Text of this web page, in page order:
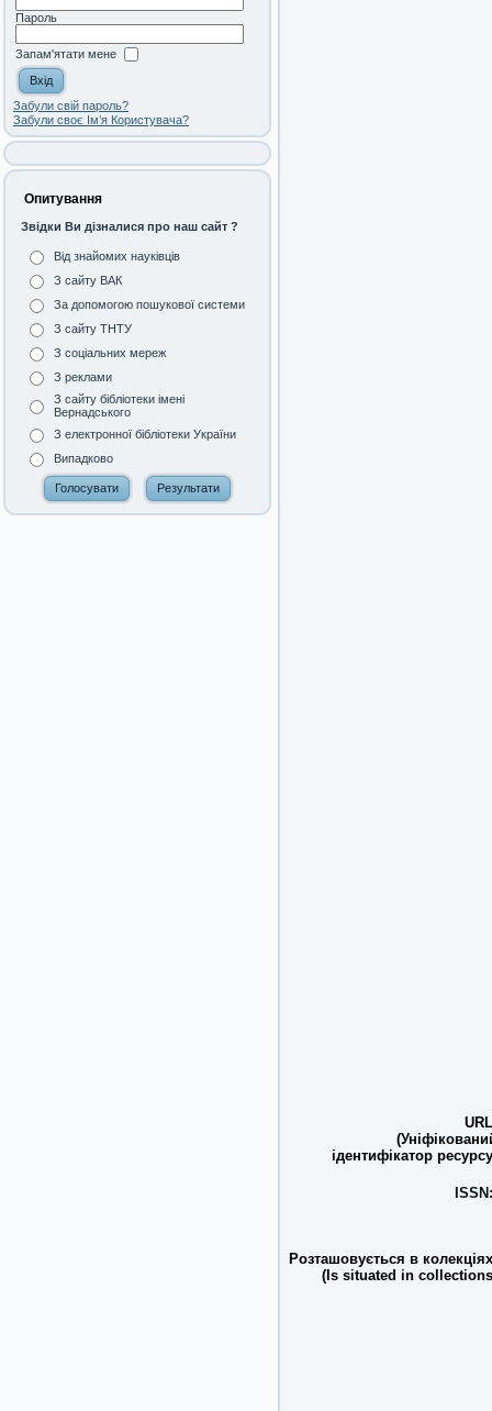
Пароль
Запам'ятати мене
Забули свій пароль?
Забули своє Ім’я Користувача?
Опитування
Звідки Ви дізналися про наш сайт ?
Від знайомих науківців
З сайту ВАК
За допомогою пошукової системи
З сайту ТНТУ
З соціальних мереж
З реклами
З сайту бібліотеки імені
Вернадського
З електронної бібліотеки України
Випадково
ідентифікатор
Розташовується в
(Is situated in